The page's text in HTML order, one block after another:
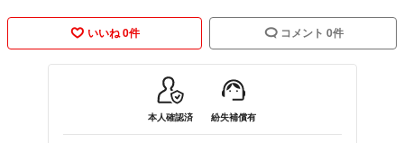
いいね 0件 コメント 0件
本人確認済 紛失補償有